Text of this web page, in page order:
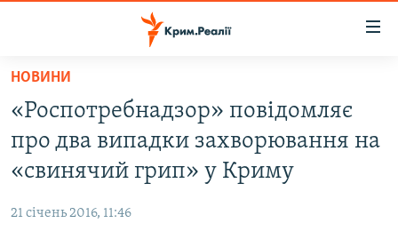
Перейти
основного
матеріалу
Перейти
до
основної
ВОДА.КРИМ
ВІДЕО ТА ФОТО
БЛОГИ
НОВИНИ
«Роспотребнадзор» повідомляє
про два випадки захворювання на
«свинячий грип» у Криму
21 січень 2016, 11:46